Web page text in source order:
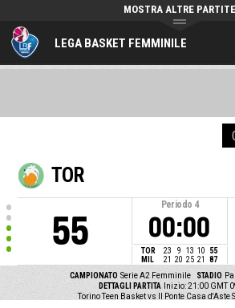
LEGA BASKET FEMMINILE
MOSTRA ALTRE PARTITE
TOR
55
Periodo 4
00:00
TOR 23 9 13 10
55
MIL
21 20 25 21 87
CAMPIONATO Serie A2 Femminile STADIO
DETTAGLI PARTITA
Inizio: 21:00 GMT
Torino Teen Basket vs Il Ponte Casa d'Aste